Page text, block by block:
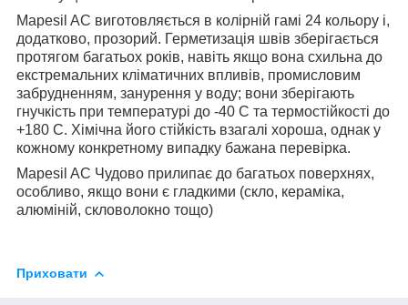
Mapesil AC виготовляється в колірній гамі 24 кольору і,
додатково, прозорий. Герметизація швів зберігається
протягом багатьох років, навіть якщо вона схильна до
екстремальних кліматичних впливів, промисловим
забрудненням, занурення у воду; вони зберігають
гнучкість при температурі до -40 С та термостійкості до
+180 С. Хімічна його стійкість взагалі хороша, однак у
кожному конкретному випадку бажана перевірка.
Mapesil AC Чудово прилипає до багатьох поверхнях,
особливо, якщо вони є гладкими (скло, кераміка,
алюміній, скловолокно тощо)
Приховати